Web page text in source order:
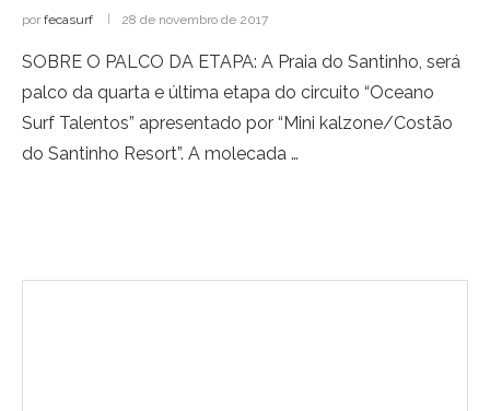
por fecasurf 28 de novembro de 2017
SOBRE O PALCO DA ETAPA: A Praia do Santinho, será
palco da quarta e última etapa do circuito “Oceano
Surf Talentos” apresentado por “Mini kalzone/Costão
do Santinho Resort”. A molecada …